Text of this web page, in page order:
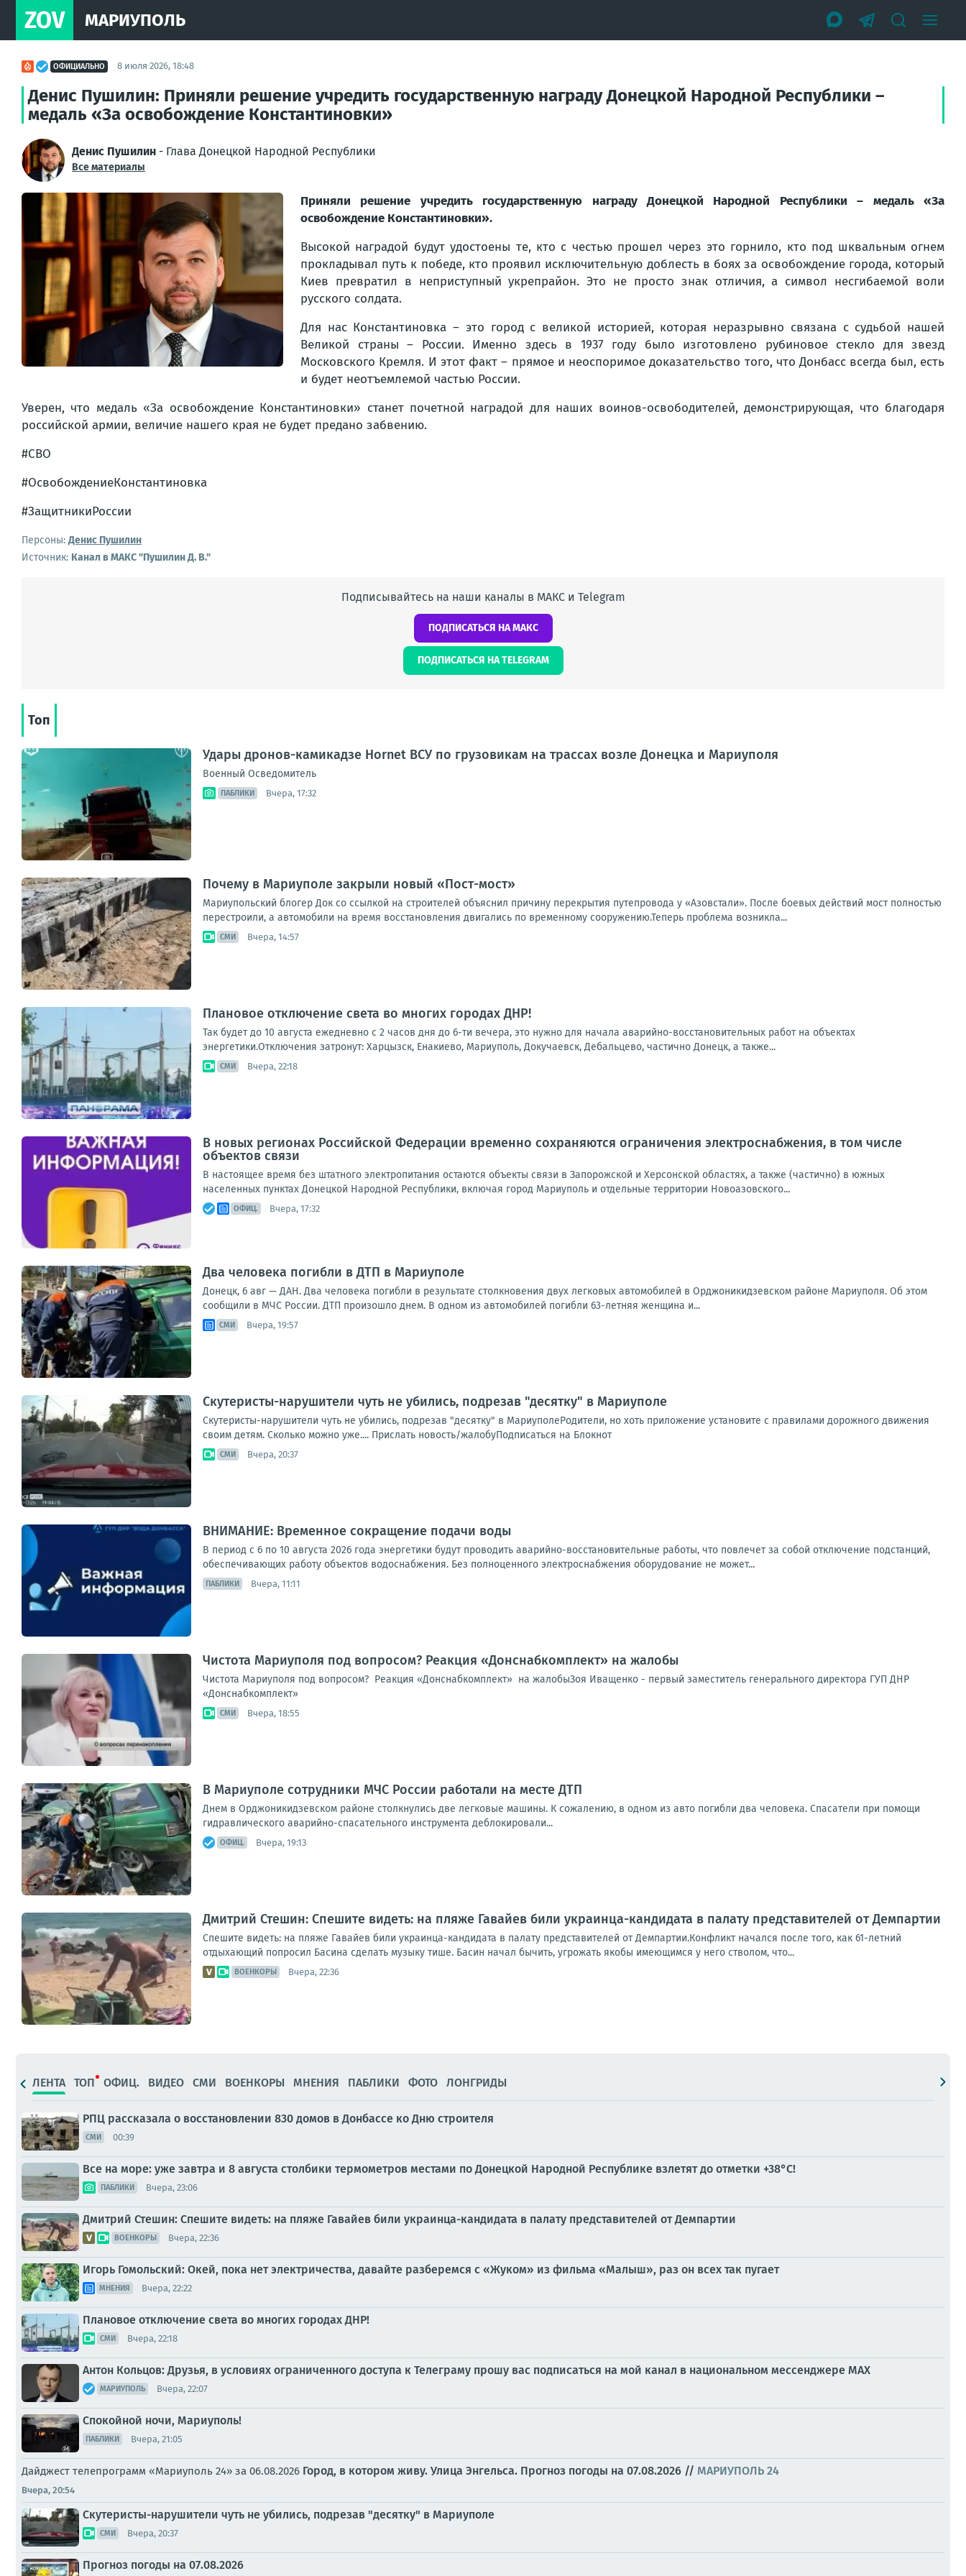
ZOV МАРИУПОЛЬ
ОФИЦИАЛЬНО 8 июля 2026, 18:48
Денис Пушилин: Приняли решение учредить государственную награду Донецкой Народной Республики –
медаль «За освобождение Константиновки»
Денис Пушилин - Глава Донецкой Народной Республики
Все материалы
Приняли решение учредить государственную награду Донецкой Народной Республики – медаль «За
освобождение Константиновки».
Высокой наградой будут удостоены те, кто с честью прошел через это горнило, кто под шквальным огнем
прокладывал путь к победе, кто проявил исключительную доблесть в боях за освобождение города, который
Киев превратил в неприступный укрепрайон. Это не просто знак отличия, а символ несгибаемой воли
русского солдата.
Для нас Константиновка – это город с великой историей, которая неразрывно связана с судьбой нашей
Великой страны – России. Именно здесь в 1937 году было изготовлено рубиновое стекло для звезд
Московского Кремля. И этот факт – прямое и неоспоримое доказательство того, что Донбасс всегда был, есть
и будет неотъемлемой частью России.
Уверен, что медаль «За освобождение Константиновки» станет почетной наградой для наших воинов-освободителей, демонстрирующая, что благодаря
российской армии, величие нашего края не будет предано забвению.
#СВО
#ОсвобождениеКонстантиновка
#ЗащитникиРоссии
Персоны: Денис Пушилин
Источник: Канал в МАКС "Пушилин Д. В."
Подписывайтесь на наши каналы в МАКС и Telegram
ПОДПИСАТЬСЯ НА МАКС
ПОДПИСАТЬСЯ НА TELEGRAM
Топ
Удары дронов-камикадзе Hornet ВСУ по грузовикам на трассах возле Донецка и Мариуполя
Военный Осведомитель
ПАБЛИКИ Вчера, 17:32
Почему в Мариуполе закрыли новый «Пост-мост»
Мариупольский блогер Док со ссылкой на строителей объяснил причину перекрытия путепровода у «Азовстали». После боевых действий мост полностью
перестроили, а автомобили на время восстановления двигались по временному сооружению.Теперь проблема возникла...
СМИ Вчера, 14:57
Плановое отключение света во многих городах ДНР!
Так будет до 10 августа ежедневно с 2 часов дня до 6-ти вечера, это нужно для начала аварийно-восстановительных работ на объектах
энергетики.Отключения затронут: Харцызск, Енакиево, Мариуполь, Докучаевск, Дебальцево, частично Донецк, а также...
СМИ Вчера, 22:18
В новых регионах Российской Федерации временно сохраняются ограничения электроснабжения, в том числе
объектов связи
В настоящее время без штатного электропитания остаются объекты связи в Запорожской и Херсонской областях, а также (частично) в южных
населенных пунктах Донецкой Народной Республики, включая город Мариуполь и отдельные территории Новоазовского...
ОФИЦ. Вчера, 17:32
Два человека погибли в ДТП в Мариуполе
Донецк, 6 авг — ДАН. Два человека погибли в результате столкновения двух легковых автомобилей в Орджоникидзевском районе Мариуполя. Об этом
сообщили в МЧС России. ДТП произошло днем. В одном из автомобилей погибли 63-летняя женщина и...
СМИ Вчера, 19:57
Скутеристы-нарушители чуть не убились, подрезав "десятку" в Мариуполе
Скутеристы-нарушители чуть не убились, подрезав "десятку" в МариуполеРодители, но хоть приложение установите с правилами дорожного движения
своим детям. Сколько можно уже.... Прислать новость/жалобуПодписаться на Блокнот
СМИ Вчера, 20:37
ВНИМАНИЕ: Временное сокращение подачи воды
В период с 6 по 10 августа 2026 года энергетики будут проводить аварийно-восстановительные работы, что повлечет за собой отключение подстанций,
обеспечивающих работу объектов водоснабжения. Без полноценного электроснабжения оборудование не может...
ПАБЛИКИ Вчера, 11:11
Чистота Мариуполя под вопросом? Реакция «Донснабкомплект» на жалобы
Чистота Мариуполя под вопросом? Реакция «Донснабкомплект» на жалобыЗоя Иващенко - первый заместитель генерального директора ГУП ДНР
«Донснабкомплект»
СМИ Вчера, 18:55
В Мариуполе сотрудники МЧС России работали на месте ДТП
Днем в Орджоникидзевском районе столкнулись две легковые машины. К сожалению, в одном из авто погибли два человека. Спасатели при помощи
гидравлического аварийно-спасательного инструмента деблокировали...
ОФИЦ. Вчера, 19:13
Дмитрий Стешин: Спешите видеть: на пляже Гавайев били украинца-кандидата в палату представителей от Демпартии
Спешите видеть: на пляже Гавайев били украинца-кандидата в палату представителей от Демпартии.Конфликт начался после того, как 61-летний
отдыхающий попросил Басина сделать музыку тише. Басин начал бычить, угрожать якобы имеющимся у него стволом, что...
ВОЕНКОРЫ Вчера, 22:36
ЛЕНТА ТОП ОФИЦ. ВИДЕО СМИ ВОЕНКОРЫ МНЕНИЯ ПАБЛИКИ ФОТО ЛОНГРИДЫ
РПЦ рассказала о восстановлении 830 домов в Донбассе ко Дню строителя
СМИ 00:39
Все на море: уже завтра и 8 августа столбики термометров местами по Донецкой Народной Республике взлетят до отметки +38°C!
ПАБЛИКИ Вчера, 23:06
Дмитрий Стешин: Спешите видеть: на пляже Гавайев били украинца-кандидата в палату представителей от Демпартии
ВОЕНКОРЫ Вчера, 22:36
Игорь Гомольский: Окей, пока нет электричества, давайте разберемся с «Жуком» из фильма «Малыш», раз он всех так пугает
МНЕНИЯ Вчера, 22:22
Плановое отключение света во многих городах ДНР!
СМИ Вчера, 22:18
Антон Кольцов: Друзья, в условиях ограниченного доступа к Телеграму прошу вас подписаться на мой канал в национальном мессенджере МАХ
МАРИУПОЛЬ Вчера, 22:07
Спокойной ночи, Мариуполь!
ПАБЛИКИ Вчера, 21:05
Дайджест телепрограмм «Мариуполь 24» за 06.08.2026 Город, в котором живу. Улица Энгельса. Прогноз погоды на 07.08.2026 // МАРИУПОЛЬ 24
Вчера, 20:54
Скутеристы-нарушители чуть не убились, подрезав "десятку" в Мариуполе
СМИ Вчера, 20:37
Прогноз погоды на 07.08.2026